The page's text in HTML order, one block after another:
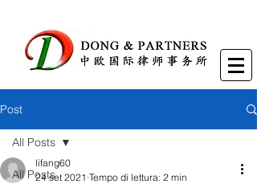
Post
All Posts
All Posts
lifang60
24 set 2021 Tempo di lettura: 2 min